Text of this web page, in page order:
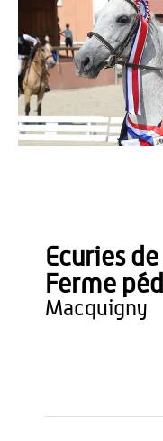
Ecuries
Ferme
macquigny